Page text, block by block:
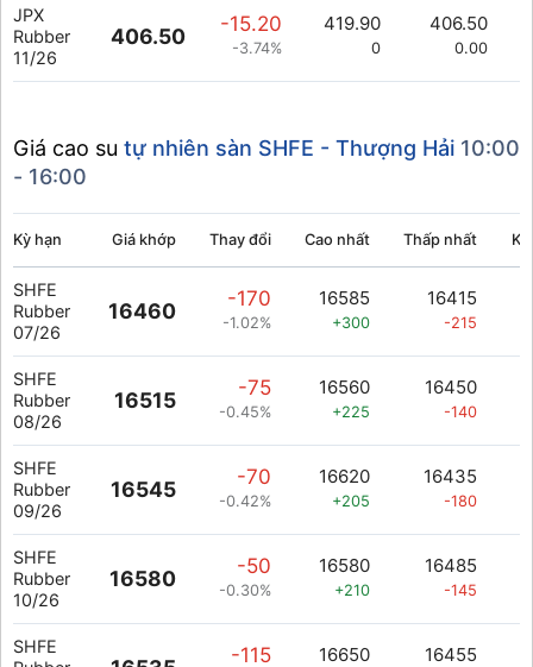
JPX
Rubber
11/26
406.50
-15.20
-3.74%
419.90
0
406.50
0.00
Giá cao su tự nhiên sàn SHFE - Thượng Hải 10:00
- 16:00
Kỳ hạn Giá khớp Thay đổi Cao nhất Thấp nhất
SHFE
Rubber
07/26
16460
-170
-1.02%
16585
+300
16415
-215
SHFE
Rubber
08/26
16515
-75
-0.45%
16560
+225
16450
-140
SHFE
Rubber
09/26
16545
-70
-0.42%
16620
+205
16435
-180
SHFE
Rubber
10/26
16580
-50
-0.30%
16580
+210
16485
-145
SHFE
-115 16650 16455